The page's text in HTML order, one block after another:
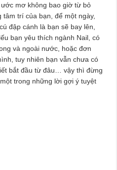
mơ không bao giờ từ bỏ
trí của bạn, để một ngày,
đập cánh là bạn sẽ bay lên,
bạn yêu thích ngành Nail, có
và ngoài nước, hoặc đơn
tuy nhiên bạn vẫn chưa có
bắt đầu từ đâu… vậy thì đừng
trong những lời gợi ý tuyệt